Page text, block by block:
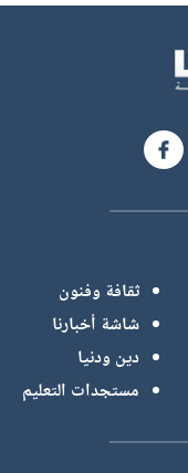
ثقافة وفنون
شاشة أخبارنا
دين ودنيا
مستجدات التعليم